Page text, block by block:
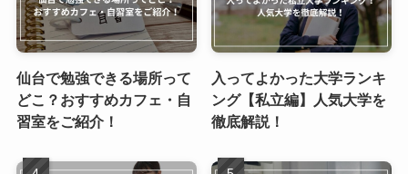
仙台で勉強できる場所って
どこ？おすすめカフェ・自
習室をご紹介！
入ってよかった大学ランキ
ング【私立編】人気大学を
徹底解説！